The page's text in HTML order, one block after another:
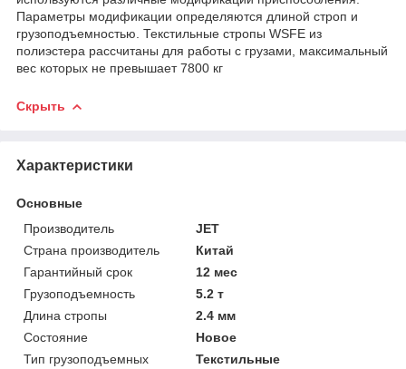
Параметры модификации определяются длиной строп и
грузоподъемностью. Текстильные стропы WSFE из
полиэстера рассчитаны для работы с грузами, максимальный
вес которых не превышает 7800 кг
Скрыть
Характеристики
Основные
Производитель
JET
Страна производитель
Китай
Гарантийный срок
12 мес
Грузоподъемность
5.2 т
Длина стропы
2.4 мм
Состояние
Новое
Тип грузоподъемных
Текстильные